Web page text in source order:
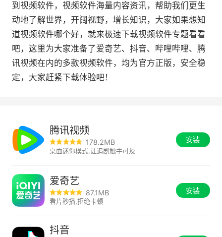
到视频软件，视频软件海量内容资讯，帮助我们更生
动地了解世界，开阔视野，增长知识，大家如果想知
道视频软件哪个好，就来极速下载视频软件专题看看
吧，这里为大家准备了爱奇艺、抖音、哔哩哔哩、腾
讯视频在内的多款视频软件，均为官方正版，安全稳
定，大家赶紧下载体验吧！
腾讯视频
178.2MB
桌面迷你模式,让追剧触手可及
安装
爱奇艺
87.1MB
看片秒播,拒绝卡顿
安装
抖音